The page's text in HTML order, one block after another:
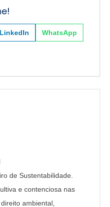
LinkedIn WhatsApp
de Sustentabilidade.
e contenciosa nas
ambiental,